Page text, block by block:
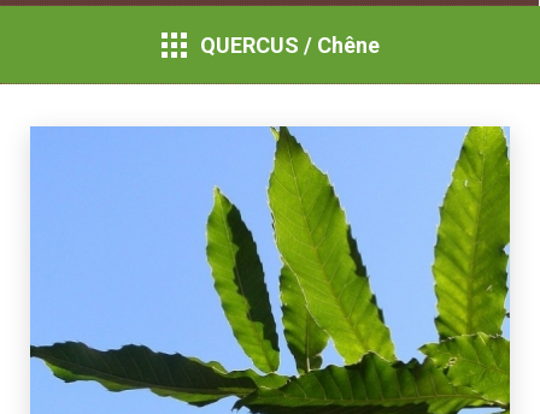
QUERCUS / Chêne